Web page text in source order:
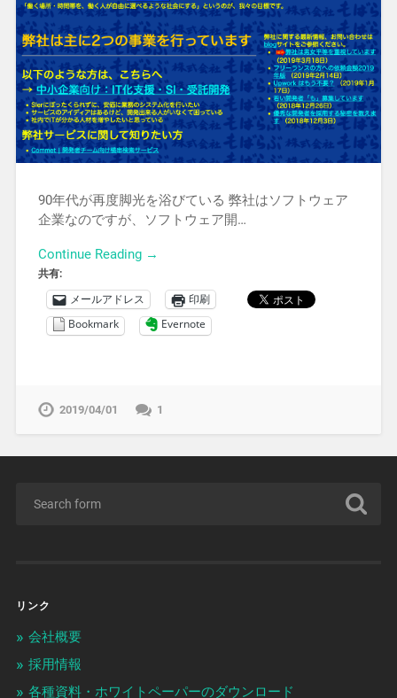
90年代が再度脚光を浴びている 弊社はソフトウェア
企業なのですが、ソフトウェア開…
Continue Reading →
共有:
メールアドレス
印刷
Bookmark
Evernote
2019/04/01 1
リンク
会社概要
採用情報
各種資料・ホワイトペーパーのダウンロード